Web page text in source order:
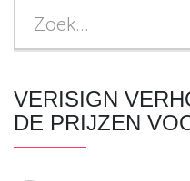
VERISIGN
DE PRIJZEN